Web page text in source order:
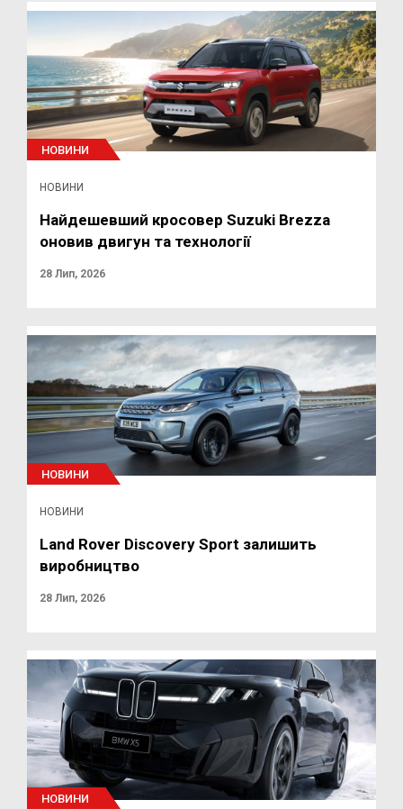
НОВИНИ
НОВИНИ
Найдешевший кросовер Suzuki Brezza
оновив двигун та технології
28 Лип, 2026
НОВИНИ
НОВИНИ
Land Rover Discovery Sport залишить
виробництво
28 Лип, 2026
НОВИНИ